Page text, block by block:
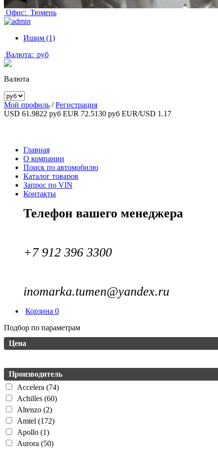
Офис: Тюмень
Ишим (1)
Валюта: руб
Валюта
Мой профиль /Регистрация
USD 61.9822 руб EUR 72.5130 руб EUR/USD 1.17
Главная
О компании
Поиск по автомобилю
Каталог товаров
Запрос по VIN
Контакты
Телефон вашего менеджера
+7 912 396 3300
inomarka.tumen@yandex.ru
Корзина 0
Подбор по параметрам
Цена
Производитель
Accelera (74)
Achilles (60)
Altenzo (2)
Amtel (172)
Apollo (1)
Aurora (50)